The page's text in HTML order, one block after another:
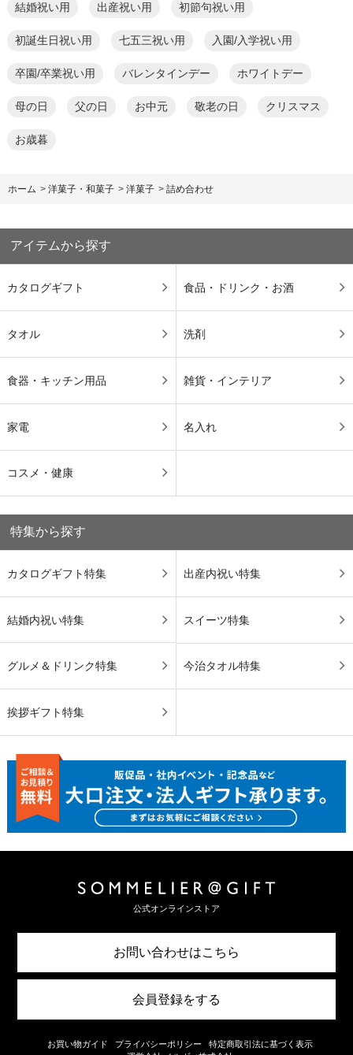
結婚祝い用 出産祝い用 初節句祝い用
初誕生日祝い用 七五三祝い用 入園/入学祝い用
卒園/卒業祝い用 バレンタインデー ホワイトデー
母の日 父の日 お中元 敬老の日 クリスマス
お歳暮
ホーム > 洋菓子・和菓子 > 洋菓子 > 詰め合わせ
アイテムから探す
カタログギフト 食品・ドリンク・お酒
タオル 洗剤
食器・キッチン用品 雑貨・インテリア
家電 名入れ
コスメ・健康
特集から探す
カタログギフト特集 出産内祝い特集
結婚内祝い特集 スイーツ特集
グルメ＆ドリンク特集 今治タオル特集
挨拶ギフト特集
公式オンラインストア
お問い合わせはこちら
会員登録をする
お買い物ガイド プライバシーポリシー
特定商取引法に基づく表示